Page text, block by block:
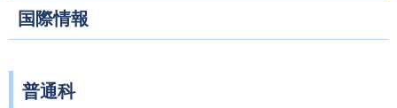
国際情報
普通科